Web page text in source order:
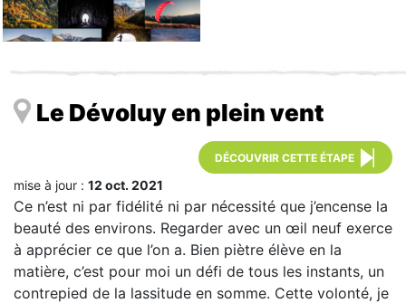
Le Dévoluy en plein vent
DÉCOUVRIR CETTE ÉTAPE
mise à jour : 12 oct. 2021
Ce n’est ni par fidélité ni par nécessité que j’encense la
beauté des environs. Regarder avec un œil neuf exerce
à apprécier ce que l’on a. Bien piètre élève en la
matière, c’est pour moi un défi de tous les instants, un
contrepied de la lassitude en somme. Cette volonté, je